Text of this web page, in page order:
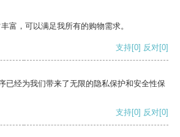
富，可以满足我所有的购物需求。
支持[0] 反对[0]
已经为我们带来了无限的隐私保护和安全性保
支持[0] 反对[0]